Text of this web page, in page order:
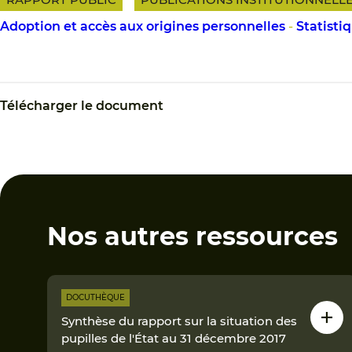
Adoption et accès aux origines personnelles -
Télécharger le document
Nos autres ressources
DOCUTHÈQUE
Synthèse du rapport sur la situation des
pupilles de l'État au 31 décembre 2017